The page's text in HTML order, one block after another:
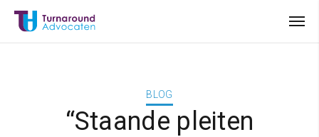
BLOG
“Staande pleiten